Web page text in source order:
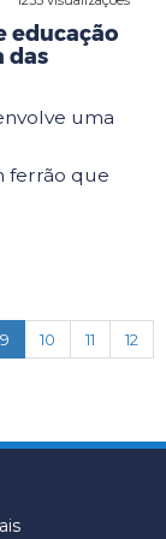
educação
das
uma
ferrão que
9 (current)
10 11
12